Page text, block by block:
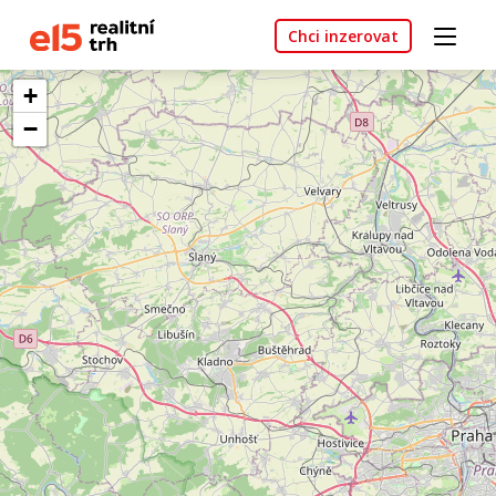
Chci inzerovat
+
−